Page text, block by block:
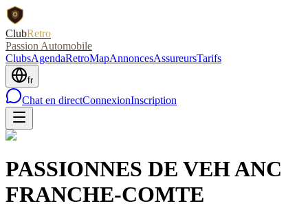
ClubRetro
Passion Automobile
ClubsAgendaRetroMapAnnoncesAssureursTarifs
fr
Chat en directConnexionInscription
PASSIONNES DE VEH ANC
FRANCHE-COMTE